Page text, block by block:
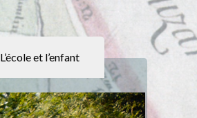
L’école et l’enfant